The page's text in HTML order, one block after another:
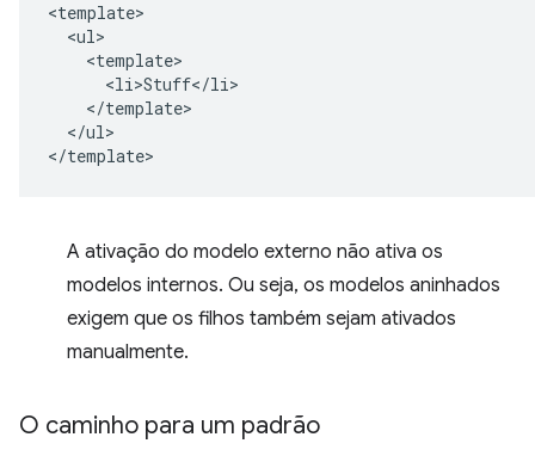
<template>
  <ul>
    <template>
      <li>Stuff</li>
    </template>
  </ul>
A ativação do modelo externo não ativa os
modelos internos. Ou seja, os modelos aninhados
exigem que os filhos também sejam ativados
manualmente.
O caminho para um padrão